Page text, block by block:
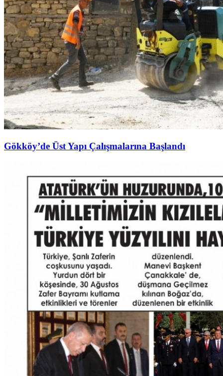
Gökköy’de Üst Yapı Çalışmalarına Başlandı